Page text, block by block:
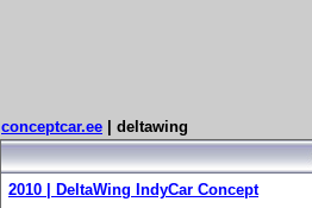
conceptcar.ee | deltawing
2010 | DeltaWing IndyCar Concept